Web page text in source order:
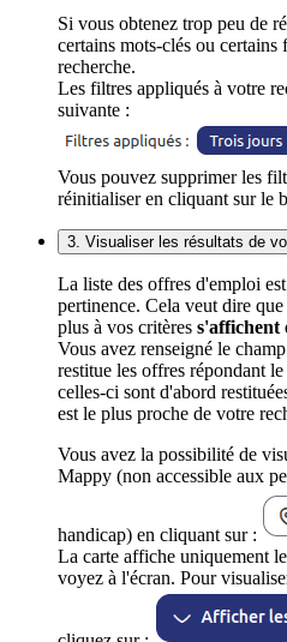
Si vous obtenez trop peu de
certains mots-clés ou
recherche.
Les filtres appliqués à votre
suivante :
Vous pouvez supprimer les
réinitialiser en cliquant sur le
3. Visualiser les résultats de
La liste des offres d'emploi
pertinence. Cela veut dire
plus à vos critères s'affichent
Vous avez renseigné le
restitue les offres répondant
celles-ci sont d'abord
est le plus proche de votre
Vous avez la possibilité de
Mappy (non accessible aux
handicap) en cliquant sur :
La carte affiche uniquement
voyez à l'écran. Pour